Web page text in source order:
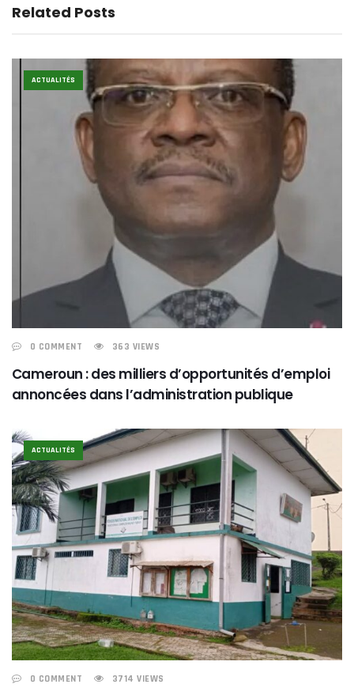
Related Posts
ACTUALITÉS
0 COMMENT 363 VIEWS
Cameroun : des milliers d’opportunités d’emploi
annoncées dans l’administration publique
ACTUALITÉS
0 COMMENT 3714 VIEWS